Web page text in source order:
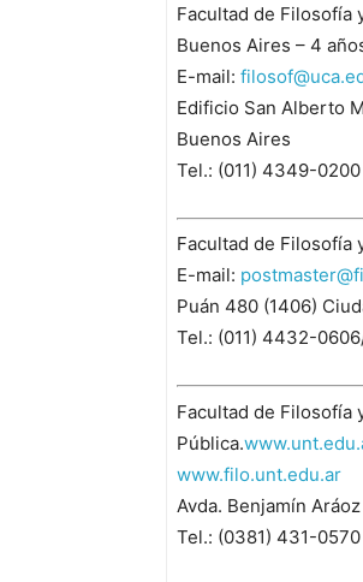
Facultad de Filosofía
Buenos Aires – 4
E-mail:
Edificio San Alberto
Buenos Aires
Tel.: (011) 4349-
Facultad de Filosofía
E-mail:
Puán 480 (1406)
Tel.: (011) 4432-
Facultad de Filosofía
Pública.
www.filo.unt.edu.ar
Avda. Benjamín
Tel.: (0381) 431-0570